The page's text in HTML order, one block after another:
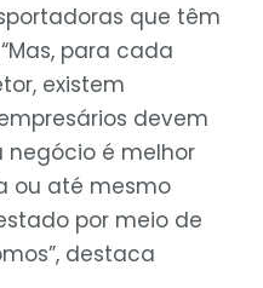
que têm
para cada
existem
devem
negócio é melhor
ou até mesmo
por meio de
destaca